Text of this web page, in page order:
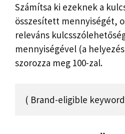
Számítsa ki ezeknek a
összesített mennyiségét,
releváns
mennyiségével (a
szorozza meg 100-zal.
( Brand-eligible